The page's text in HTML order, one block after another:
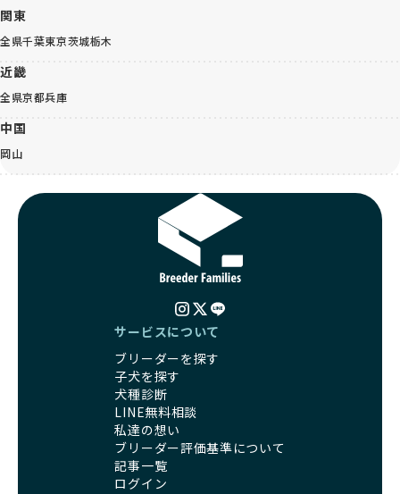
関東
全県千葉東京茨城栃木
近畿
全県京都兵庫
中国
岡山
サービスについて
ブリーダーを探す
子犬を探す
犬種診断
LINE無料相談
私達の想い
ブリーダー評価基準について
記事一覧
ログイン